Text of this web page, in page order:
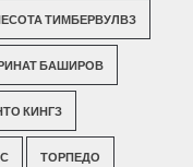
ТИМБЕРВУЛВЗ
БАШИРОВ
КИНГЗ
ТОРПЕДО